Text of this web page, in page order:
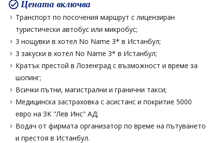
Цената включва
Транспорт по посочения маршрут с лицензиран
туристически автобус или микробус;
3 нощувки в хотел No Name 3* в Истанбул;
3 закуски в хотел No Name 3* в Истанбул;
Кратък престой в Лозенград с възможност и време за
шопинг;
Всички пътни, магистрални и гранични такси;
Медицинска застраховка с асистанс и покритие 5000
евро на ЗK "Лев Инс" АД;
Водач от фирмата организатор по време на пътуването
и престоя в Истанбул.